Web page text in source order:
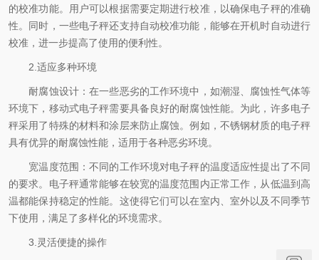
的校准功能。用户可以根据需要定期进行校准，以确保电子秤的准确
性。同时，一些电子秤还支持自动校准功能，能够在开机时自动进行
校准，进一步提高了使用的便利性。
2.适应多种环境
耐腐蚀设计：在一些恶劣的工作环境中，如潮湿、腐蚀性气体等
环境下，移动式电子秤需要具备良好的耐腐蚀性能。为此，许多电子
秤采用了特殊的材料和涂层来防止腐蚀。例如，不锈钢材质的电子秤
具有优异的耐腐蚀性能，适用于各种恶劣环境。
宽温度范围：不同的工作环境对电子秤的温度适应性提出了不同
的要求。电子秤通常能够在较宽的温度范围内正常工作，从低温到高
温都能保持稳定的性能。这使得它们可以在室内、室外以及不同季节
下使用，满足了多样化的环境需求。
3.灵活便捷的操作